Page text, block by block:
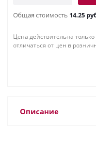
Общая стоимость 14.25
Цена действительна
отличаться от цен в
Описание